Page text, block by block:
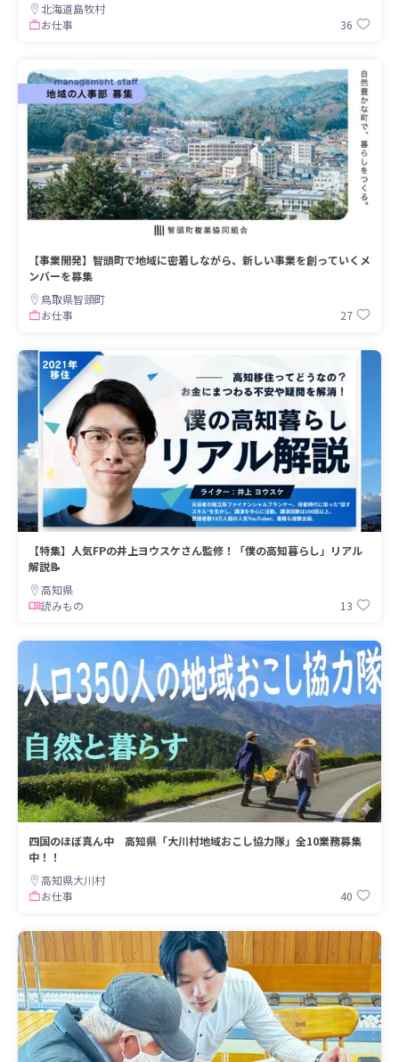
北海道島牧村
お仕事
36
【事業開発】智頭町で地域に密着しながら、新しい事業を創っていくメ
ンバーを募集
鳥取県智頭町
お仕事
27
【特集】人気FPの井上ヨウスケさん監修！「僕の高知暮らし」リアル
解説📝
高知県
読みもの
13
四国のほぼ真ん中 高知県「大川村地域おこし協力隊」全10業務募集
中！！
高知県大川村
お仕事
40